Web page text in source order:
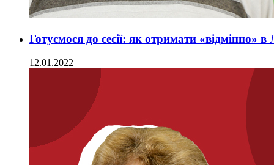
Готуємося до сесії: як отримати «відмінно» в
12.01.2022